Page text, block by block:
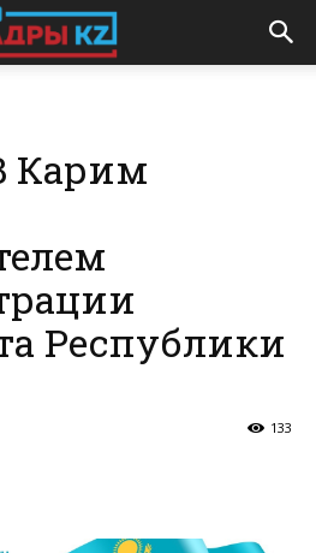
Республики
133